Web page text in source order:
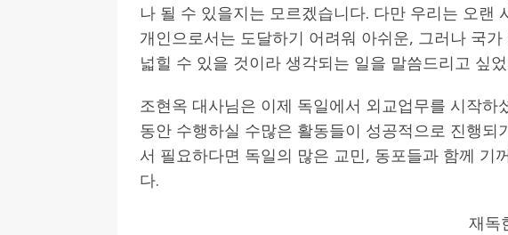
나 될 수 있을지는 모르겠습니다. 다만 우리는 오랜
개인으로서는 도달하기 어려워 아쉬운, 그러나 국
넓힐 수 있을 것이라 생각되는 일을 말씀드리고 싶
조현옥 대사님은 이제 독일에서 외교업무를 시작하
동안 수행하실 수많은 활동들이 성공적으로 진행되
서 필요하다면 독일의 많은 교민, 동포들과 함께 기
다.
재독